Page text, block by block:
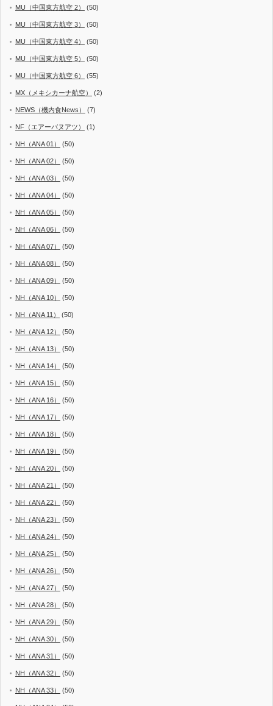
MU（中国東方航空 2） (50)
MU（中国東方航空 3） (50)
MU（中国東方航空 4） (50)
MU（中国東方航空 5） (50)
MU（中国東方航空 6） (55)
MX（メキシカーナ航空） (2)
NEWS（機内食News） (7)
NF（エアーバヌアツ） (1)
NH（ANA 01） (50)
NH（ANA 02） (50)
NH（ANA 03） (50)
NH（ANA 04） (50)
NH（ANA 05） (50)
NH（ANA 06） (50)
NH（ANA 07） (50)
NH（ANA 08） (50)
NH（ANA 09） (50)
NH（ANA 10） (50)
NH（ANA 11） (50)
NH（ANA 12） (50)
NH（ANA 13） (50)
NH（ANA 14） (50)
NH（ANA 15） (50)
NH（ANA 16） (50)
NH（ANA 17） (50)
NH（ANA 18） (50)
NH（ANA 19） (50)
NH（ANA 20） (50)
NH（ANA 21） (50)
NH（ANA 22） (50)
NH（ANA 23） (50)
NH（ANA 24） (50)
NH（ANA 25） (50)
NH（ANA 26） (50)
NH（ANA 27） (50)
NH（ANA 28） (50)
NH（ANA 29） (50)
NH（ANA 30） (50)
NH（ANA 31） (50)
NH（ANA 32） (50)
NH（ANA 33） (50)